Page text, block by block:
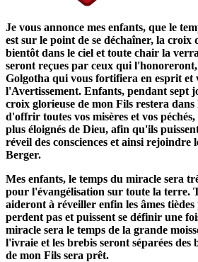
Je vous annonce mes enfants, que le
est sur le point de se déchaîner, la
bientôt dans le ciel et toute chair la
seront reçues par ceux qui
Golgotha qui vous fortifiera en esprit et
l'Avertissement. Enfants, pendant sept
croix glorieuse de mon Fils restera dans
d'offrir toutes vos misères et vos
plus éloignés de Dieu, afin qu'ils
réveil des consciences et ainsi rejoindre
Berger.
Mes enfants, le temps du miracle sera
pour l'évangélisation sur toute la terre.
aideront à réveiller enfin les âmes
perdent pas et puissent se définir une
miracle sera le temps de la grande
l'ivraie et les brebis seront séparées des
de mon Fils sera prêt.